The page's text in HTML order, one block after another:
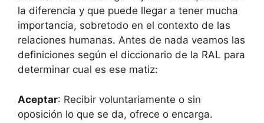
la diferencia y que puede llegar a tener mucha
importancia, sobretodo en el contexto de las
relaciones humanas. Antes de nada veamos las
definiciones según el diccionario de la RAL para
determinar cual es ese matiz:
Aceptar: Recibir voluntariamente o sin
oposición lo que se da, ofrece o encarga.